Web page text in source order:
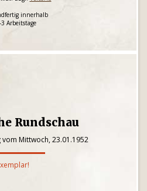
innerhalb
Arbeitstage
Rundschau
Mittwoch, 23.01.1952